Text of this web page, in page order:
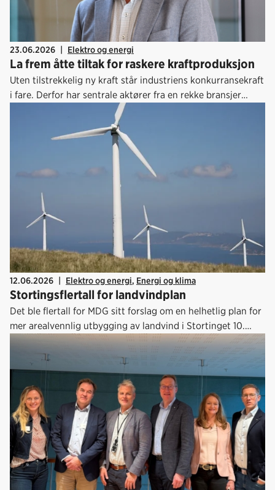
23.06.2026 | Elektro og energi
La frem åtte tiltak for raskere kraftproduksjon
Uten tilstrekkelig ny kraft står industriens konkurransekraft
i fare. Derfor har sentrale aktører fra en rekke bransjer
utarbeidet konkrete tiltak for å få fart på ny
12.06.2026 | Elektro og energi, Energi og klima
Stortingsflertall for landvindplan
Det ble flertall for MDG sitt forslag om en helhetlig plan for
mer arealvennlig utbygging av landvind i Stortinget 10.
juni.